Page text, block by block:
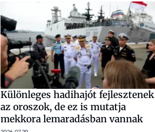
Különleges hadihajót fejlesztenek
az oroszok, de ez is mutatja
mekkora lemaradásban vannak